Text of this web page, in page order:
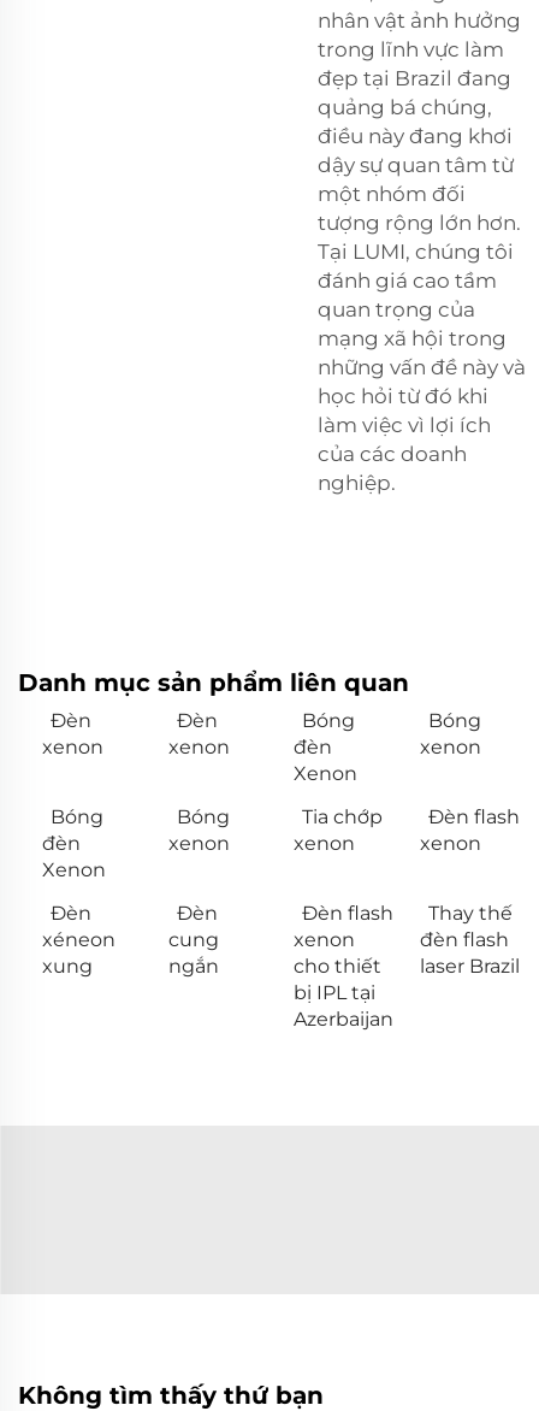
nhân vật ảnh hưởng
trong lĩnh vực làm
đẹp tại Brazil đang
quảng bá chúng,
điều này đang khơi
dậy sự quan tâm từ
một nhóm đối
tượng rộng lớn hơn.
Tại LUMI, chúng tôi
đánh giá cao tầm
quan trọng của
mạng xã hội trong
những vấn đề này và
học hỏi từ đó khi
làm việc vì lợi ích
của các doanh
nghiệp.
Danh mục sản phẩm liên quan
Đèn
xenon
Đèn
xenon
Bóng
đèn
Xenon
Bóng
xenon
Bóng
đèn
Xenon
Bóng
xenon
Tia chớp
xenon
Đèn flash
xenon
Đèn
xéneon
xung
Đèn
cung
ngắn
Đèn flash
xenon
cho thiết
bị IPL tại
Azerbaijan
Thay thế
đèn flash
laser Brazil
Không tìm thấy thứ bạn